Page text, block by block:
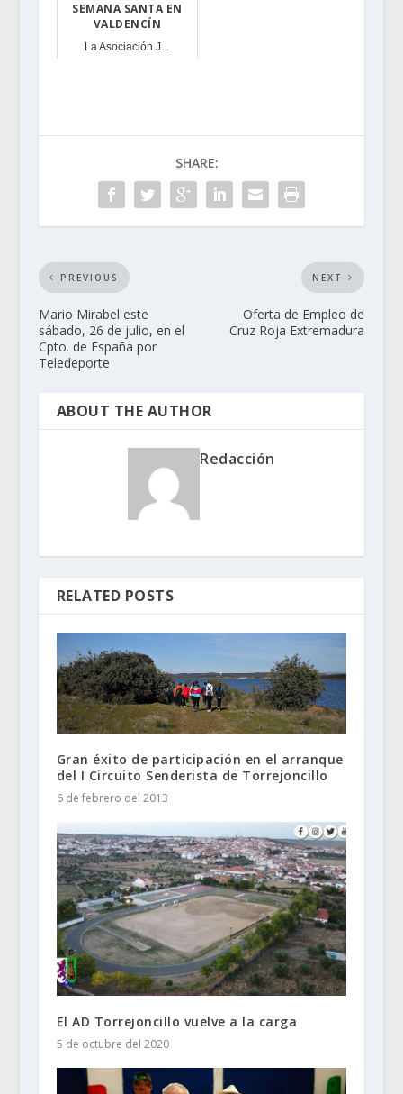
SEMANA SANTA EN
VALDENCÍN
La Asociación J...
SHARE:
PREVIOUS
Mario Mirabel este
sábado, 26 de julio, en el
Cpto. de España por
Teledeporte
NEXT
Oferta de Empleo de
Cruz Roja Extremadura
ABOUT THE AUTHOR
Redacción
RELATED POSTS
Gran éxito de participación en el arranque
del I Circuito Senderista de Torrejoncillo
6 de febrero del 2013
El AD Torrejoncillo vuelve a la carga
5 de octubre del 2020